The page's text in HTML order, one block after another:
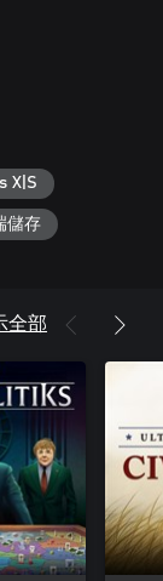
器等等。
質。儘管有
玩，並可在之
即使是小事
mm 甲板砲
X|S
儲存
全部